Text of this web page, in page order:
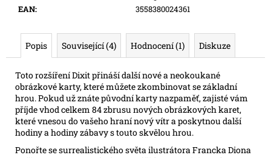
EAN: 3558380024361
Popis Související (4) Hodnocení (1) Diskuze
Toto rozšíření Dixit přináší další nové a neokoukané
obrázkové karty, které můžete zkombinovat se základní
hrou. Pokud už znáte původní karty nazpaměť, zajisté vám
příjde vhod celkem 84 zbrusu nových obrázkových karet,
které vnesou do vašeho hraní nový vítr a poskytnou další
hodiny a hodiny zábavy s touto skvělou hrou.
Ponořte se surrealistického světa ilustrátora Francka Diona
PIECE
CG:
IB08
BOX
899
Kč